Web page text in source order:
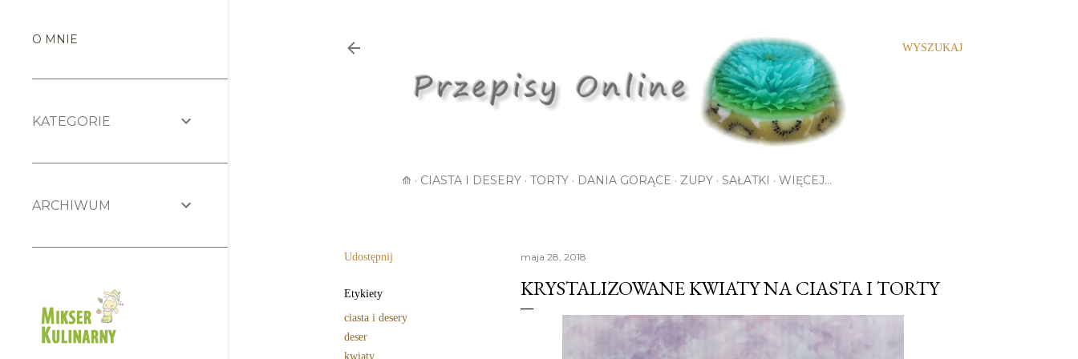
WYSZUKAJ
⟰ CIASTA I DESERY TORTY DANIA GORĄCE ZUPY SAŁATKI WIĘCEJ…
Udostępnij
Etykiety
ciasta i desery
deser
kwiaty
maja 28, 2018
KRYSTALIZOWANE KWIATY NA CIASTA I TORTY
O MNIE
KATEGORIE
ARCHIWUM